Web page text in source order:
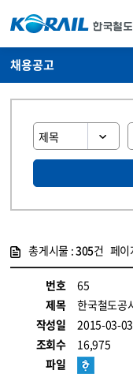
채용공고
총게시물 :305건 페이
번호
65
제목
한국철도공
작성일
2015-03-03
조회수
16,975
파일